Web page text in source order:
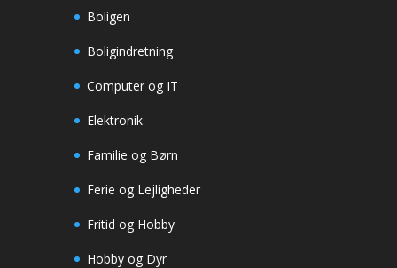
Boligen
Boligindretning
Computer og IT
Elektronik
Familie og Børn
Ferie og Lejligheder
Fritid og Hobby
Hobby og Dyr